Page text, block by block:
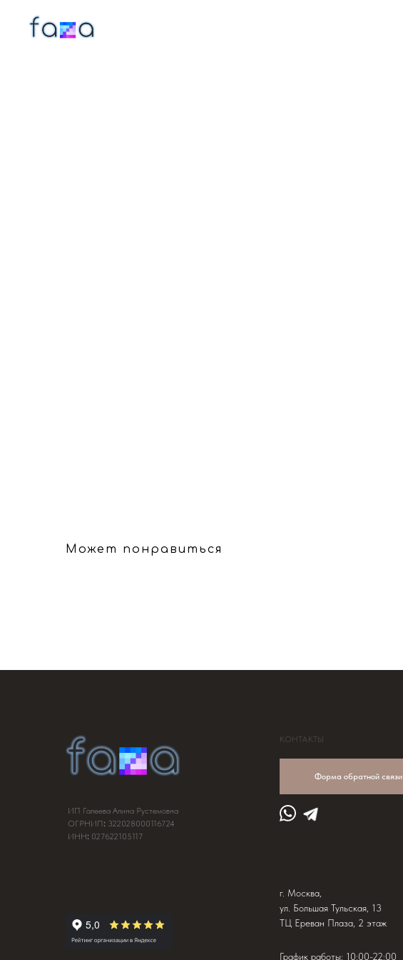
Может понравиться
КОНТАКТЫ
г. Москва,
ул. Большая Тульская, 13
ТЦ Ереван Плаза, 2 этаж
График работы: 10:00-22:00
Форма обратной связи
ИП Галеева Алина Рустемовна
ОГРНИП: 322028000116724
ИНН: 027622105117